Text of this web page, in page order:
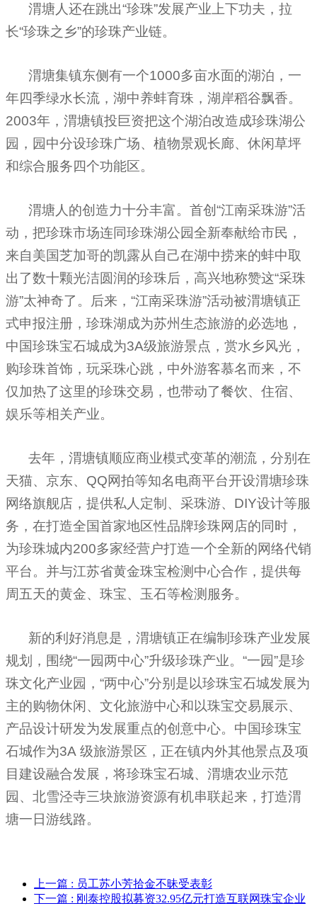
渭塘人还在跳出“珍珠”发展产业上下功夫，拉
长“珍珠之乡”的珍珠产业链。
渭塘集镇东侧有一个1000多亩水面的湖泊，一
年四季绿水长流，湖中养蚌育珠，湖岸稻谷飘香。
2003年，渭塘镇投巨资把这个湖泊改造成珍珠湖公
园，园中分设珍珠广场、植物景观长廊、休闲草坪
和综合服务四个功能区。
渭塘人的创造力十分丰富。首创“江南采珠游”活
动，把珍珠市场连同珍珠湖公园全新奉献给市民，
来自美国芝加哥的凯露从自己在湖中捞来的蚌中取
出了数十颗光洁圆润的珍珠后，高兴地称赞这“采珠
游”太神奇了。后来，“江南采珠游”活动被渭塘镇正
式申报注册，珍珠湖成为苏州生态旅游的必选地，
中国珍珠宝石城成为3A级旅游景点，赏水乡风光，
购珍珠首饰 ，玩采珠心跳，中外游客慕名而来，不
仅加热了这里的珍珠交易，也带动了餐饮、住宿、
娱乐等相关产业。
去年，渭塘镇顺应商业模式变革的潮流，分别在
天猫、京东、 QQ网拍等知名电商平台开设渭塘珍珠
网络旗舰店，提供私人定制、采珠游、 DIY设计等服
务，在打造全国首家地区性品牌珍珠网店的同时，
为珍珠城内200多家经营户打造一个全新的网络代销
平台。并与江苏省黄金珠宝检测中心合作，提供每
周五天的黄金、珠宝、玉石等检测服务。
新的利好消息是，渭塘镇正在编制珍珠产业发展
规划，围绕“一园两中心”升级珍珠产业。“一园”是珍
珠文化产业园，“两中心”分别是以珍珠宝石城发展为
主的购物休闲、文化旅游中心和以珠宝交易展示、
产品设计研发为发展重点的创意中心。中国珍珠宝
石城作为3A 级旅游景区，正在镇内外其他景点及项
目建设融合发展，将珍珠宝石城、渭塘农业示范
园、北雪泾寺三块旅游资源有机串联起来，打造渭
塘一日游线路。
上一篇 : 员工苏小芳拾金不昧受表彰
下一篇 : 刚泰控股拟募资32.95亿元打造互联网珠宝企业